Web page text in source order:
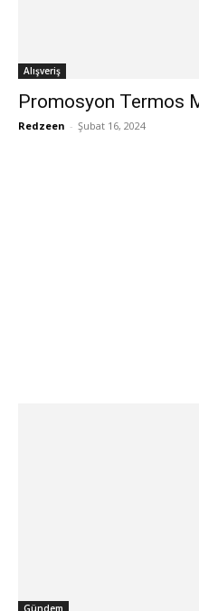
Alışveriş
Promosyon Termos
Redzeen - Şubat 16, 2024